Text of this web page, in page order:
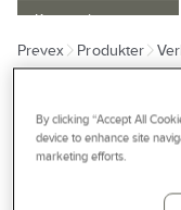
Kampanjer
Outlet
Bli kund
Prevex Produkter
By clicking “Accept All
device to enhance site
marketing efforts.